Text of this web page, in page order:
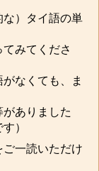
な）タイ語の単
みてくださ
なくても、ま
がありました
）
ご一読いただけ